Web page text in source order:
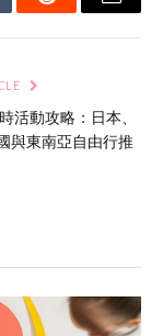
Reddit Email
活動攻略：日本、
與東南亞自由行推